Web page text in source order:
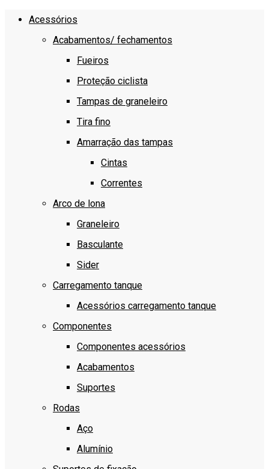
Acessórios
Acabamentos/ fechamentos
Fueiros
Proteção ciclista
Tampas de graneleiro
Tira fino
Amarração das tampas
Cintas
Correntes
Arco de lona
Graneleiro
Basculante
Sider
Carregamento tanque
Acessórios carregamento tanque
Componentes
Componentes acessórios
Acabamentos
Suportes
Rodas
Aço
Alumínio